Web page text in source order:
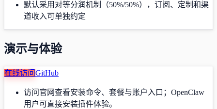
默认采用对等分润机制（50%/50%），订阅、定制和渠
道收入可单独约定
演示与体验
在线访问GitHub
访问官网查看安装命令、套餐与账户入口；OpenClaw
用户可直接安装插件体验。